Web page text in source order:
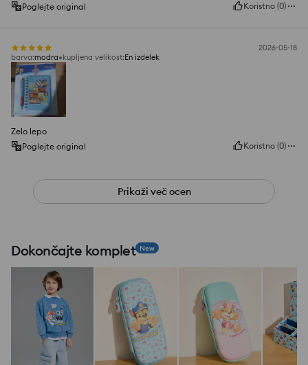
Poglejte original
Koristno (0)
2026-05-18
barva:modra kupljena velikost:En izdelek
Zelo lepo
Poglejte original
Koristno (0)
Prikaži več ocen
Dokončajte komplet New